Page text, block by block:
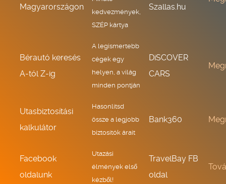
Magyarországon
kedvezmények,
SZÉP kártya
Szallas.hu
Bérautó keresés
A-tól Z-ig
A legismertebb
cégek egy
helyen, a világ
minden pontján
DiSCOVER
CARS
Utasbiztosítási
kalkulátor
Hasonlítsd
össze a legjobb
biztosítók árait
Bank360
Facebook
oldalunk
Utazási
élmények első
kézből!
TravelBay FB
oldal